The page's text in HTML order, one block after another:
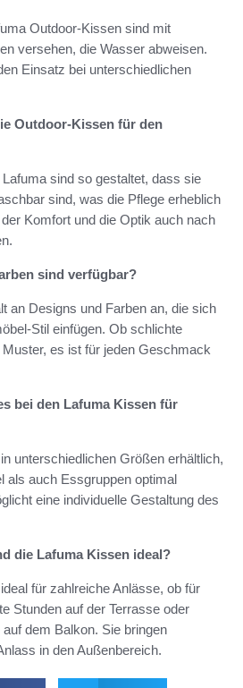
Outdoor-Kissen sind mit
versehen, die Wasser abweisen.
Einsatz bei unterschiedlichen
Outdoor-Kissen für den
sind so gestaltet, dass sie
sind, was die Pflege erheblich
Komfort und die Optik auch nach
sind verfügbar?
an Designs und Farben an, die sich
Stil einfügen. Ob schlichte
es ist für jeden Geschmack
bei den Lafuma Kissen für
unterschiedlichen Größen erhältlich,
als auch Essgruppen optimal
eine individuelle Gestaltung des
die Lafuma Kissen ideal?
für zahlreiche Anlässe, ob für
Stunden auf der Terrasse oder
dem Balkon. Sie bringen
in den Außenbereich.